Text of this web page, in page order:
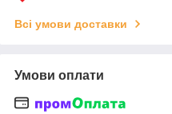
Всі умови доставки
Умови оплати